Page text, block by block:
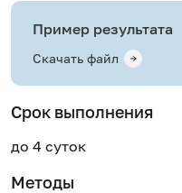
Пример результата
Скачать файл
Срок выполнения
до 4 суток
Методы